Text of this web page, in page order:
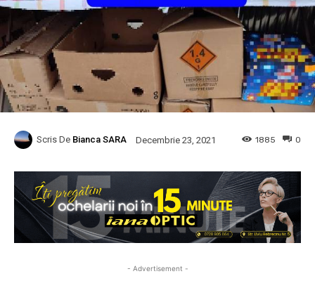
Scris De Bianca SARA Decembrie 23, 2021 0
1885
- Advertisement -